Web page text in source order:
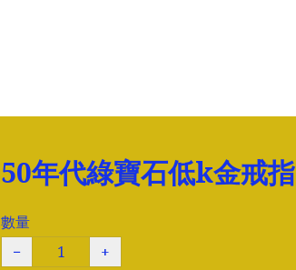
50年代綠寶石低k金戒指
數量
−
+